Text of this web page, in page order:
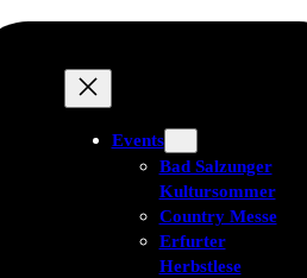
Events
Bad Salzunger
Kultursommer
Country Messe
Erfurter
Herbstlese